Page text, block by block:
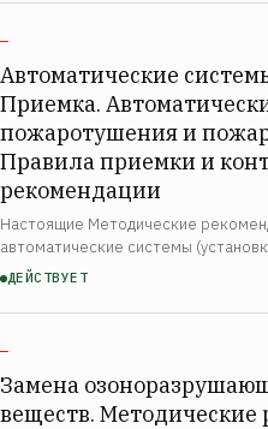
—
Автоматические
Приемка.
пожаротушения и
Правила приемки и
рекомендации
Настоящие Методические
автоматические системы
автоматические системы
ДЕЙСТВУЕТ
—
Замена
веществ.